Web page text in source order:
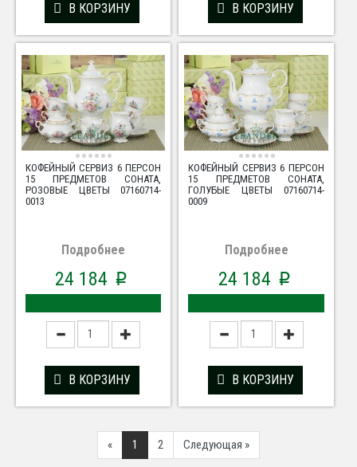
В КОРЗИНУ В КОРЗИНУ
КОФЕЙНЫЙ СЕРВИЗ 6 ПЕРСОН
15 ПРЕДМЕТОВ СОНАТА,
РОЗОВЫЕ ЦВЕТЫ 07160714-
0013
Подробнее
24 184 p
В КОРЗИНУ
КОФЕЙНЫЙ СЕРВИЗ 6 ПЕРСОН
15 ПРЕДМЕТОВ СОНАТА,
ГОЛУБЫЕ ЦВЕТЫ 07160714-
0009
Подробнее
24 184 p
В КОРЗИНУ
«Previous
1 2 Следующая »Next